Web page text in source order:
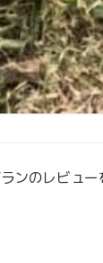
ンのレビュー